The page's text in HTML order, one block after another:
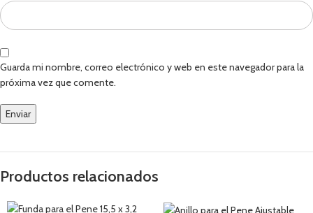
Guarda mi nombre, correo electrónico y web en este navegador para la
próxima vez que comente.
Productos relacionados